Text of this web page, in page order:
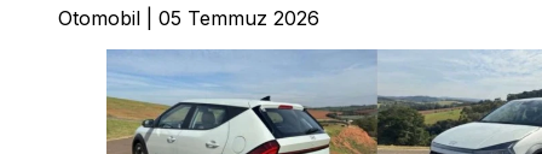
Otomobil 05 Temmuz 2026